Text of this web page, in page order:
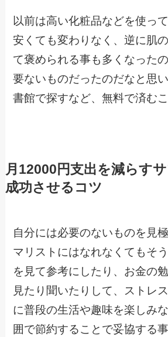
以前は高い化粧品などを使っ
安くても変わりなく、逆に肌
て褒められる事も多くなった
要ないものだったのだなと思
書館で探すなど、無料で済む
月12000円支出を減らす
成功させるコツ
自分には必要のないものを見
マリストにはなれなくてもそ
を見て参考にしたり、お金の
見たり聞いたりして、ストレ
に普段の生活や趣味を楽しみ
囲で節約することで妥協する